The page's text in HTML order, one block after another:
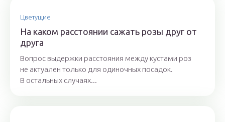
Цветущие
На каком расстоянии сажать розы друг от
друга
Вопрос выдержки расстояния между кустами роз
не актуален только для одиночных посадок.
В остальных случаях...